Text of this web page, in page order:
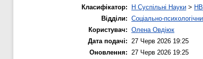
Класифікатор:
H Суспільні Науки >
Відділи: Соціально-
Користувач: Олена Овдіюк
Дата подачі:
27 Черв 2026 19:25
Оновлення:
27 Черв 2026 19:25